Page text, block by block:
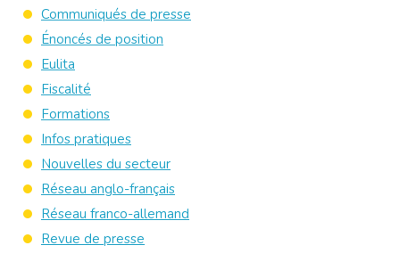
Communiqués de presse
Énoncés de position
Eulita
Fiscalité
Formations
Infos pratiques
Nouvelles du secteur
Réseau anglo-français
Réseau franco-allemand
Revue de presse